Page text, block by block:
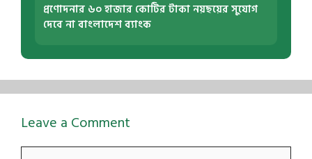
প্রণোদনার ৬০ হাজার কোটির টাকা নয়ছয়ের সুযোগ
দেবে না বাংলাদেশ ব্যাংক
Leave a Comment
Comment